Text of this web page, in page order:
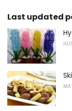
Last updated